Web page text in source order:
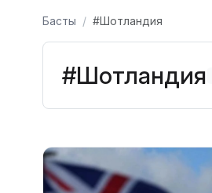
Басты #Шотландия
#Шотландия